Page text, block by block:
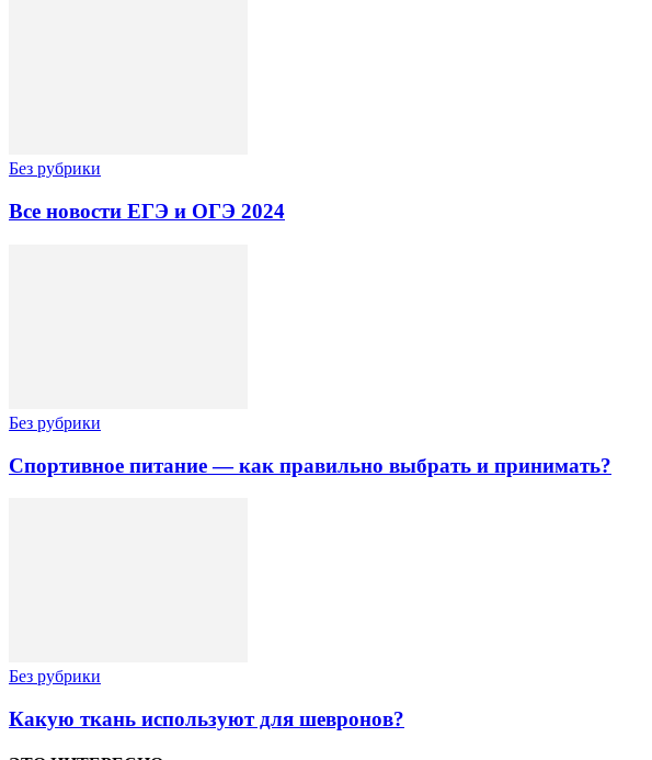
Без рубрики
Все новости ЕГЭ и ОГЭ 2024
Без рубрики
Спортивное питание — как правильно выбрать и принимать?
Без рубрики
Какую ткань используют для шевронов?